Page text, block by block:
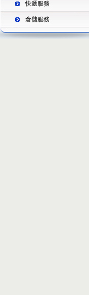
快遞服務
倉儲服務